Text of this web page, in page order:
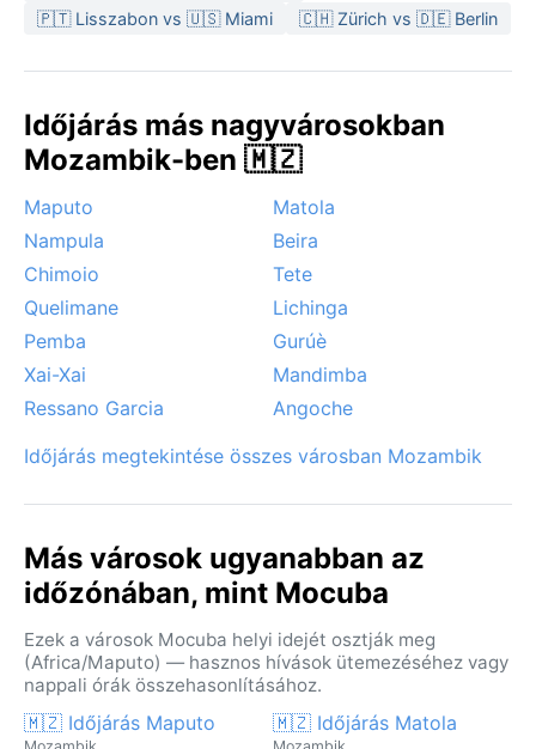
Látogatás szempontjából a száraz tél (májustól
ciklonok is hatással lehetnek, főként a nyári monszun
idején – ezek a Mozambiki-csatornán át érkezve
súlyos esőzéseket és áradásokat hozhatnak. A köd
ritka, de a hajnali órákban időnként pára nehezedik a
folyóvölgyre. Az év többi részében a kellemes, száraz
🇵🇹 Lisszabon vs 🇺🇸 Miami
🇨🇭 Zürich vs 🇩🇪 Berlin
Időjárás más nagyvárosokban
Mozambik-ben 🇲🇿
Maputo
Matola
Nampula
Beira
Chimoio
Tete
Quelimane
Lichinga
Pemba
Gurúè
Xai-Xai
Mandimba
Ressano Garcia
Angoche
Időjárás megtekintése összes városban Mozambik
Más városok ugyanabban az
időzónában, mint Mocuba
Ezek a városok Mocuba helyi idejét osztják meg
(Africa/Maputo) — hasznos hívások ütemezéséhez vagy
nappali órák összehasonlításához.
🇲🇿 Időjárás Maputo 🇲🇿 Időjárás Matola